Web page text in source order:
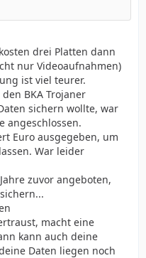
drei Platten dann
nur Videoaufnahmen)
ist viel teurer.
BKA Trojaner
sichern wollte, war
angeschlossen.
Euro ausgegeben, um
War leider
zuvor angeboten,
macht eine
kann auch deine
Daten liegen noch